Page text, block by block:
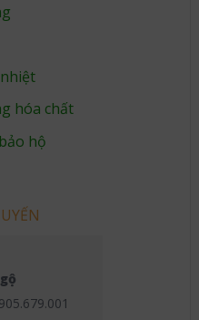
hóa chất
hộ